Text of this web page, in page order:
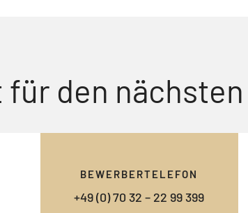
für den
BEWERBERTELEFON
+49 (0) 70 32 – 22 99 399